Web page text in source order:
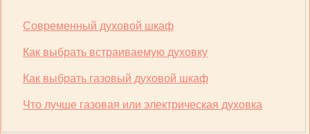
Современный духовой шкаф
Как выбрать встраиваемую духовку
Как выбрать газовый духовой шкаф
Что лучше газовая или электрическая духовка